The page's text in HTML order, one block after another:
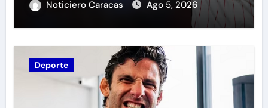
Noticiero Caracas Ago 5, 2026
Deporte